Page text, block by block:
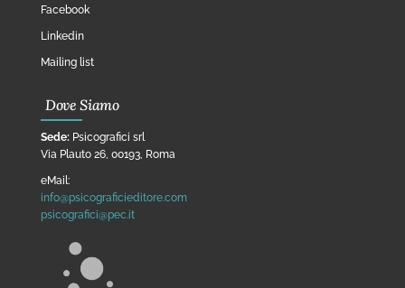
Facebook
Linkedin
Mailing list
Dove Siamo
Sede: Psicografici srl
Via Plauto 26, 00193, Roma
eMail:
info@psicograficieditore.com
psicografici@pec.it